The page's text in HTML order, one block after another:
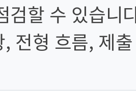
검할 수 있습니
전형 흐름, 제